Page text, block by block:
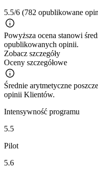
5.5/6 (782 opublikowane
Powyższa ocena stanowi
opublikowanych opinii.
Zobacz szczegóły
Oceny szczegółowe
Średnie arytmetyczne
opinii Klientów.
Intensywność programu
5.5
Pilot
5.6